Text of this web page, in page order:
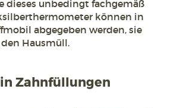
dieses unbedingt fachgemäß
können in
abgegeben werden, sie
Hausmüll.
Zahnfüllungen